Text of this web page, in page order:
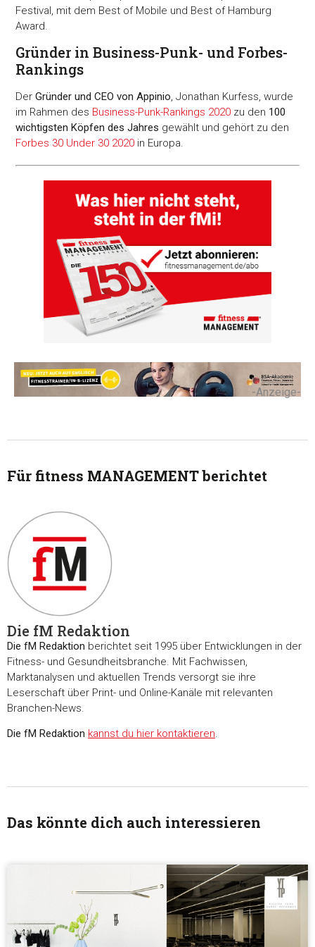
Zustimmung Details Über
Festival, mit dem Best of Mobile und Best of Hamburg
Award.
Gründer in Business-Punk- und Forbes-
Rankings
DerGründer und CEO von Appinio, Jonathan Kurfess, wurde
im Rahmen des Business-Punk-Rankings 2020 zu den 100
wichtigsten Köpfen des Jahres gewählt und gehört zu den
Forbes 30 Under 30 2020 in Europa.
-Anzeige-
Für fitness MANAGEMENT berichtet
Die fM Redaktion
Die fM Redaktion berichtet seit 1995 über Entwicklungen in der
Fitness- und Gesundheitsbranche. Mit Fachwissen,
Marktanalysen und aktuellen Trends versorgt sie ihre
Leserschaft über Print- und Online-Kanäle mit relevanten
Branchen-News.
Die fM Redaktion kannst du hier kontaktieren.
Das könnte dich auch interessieren